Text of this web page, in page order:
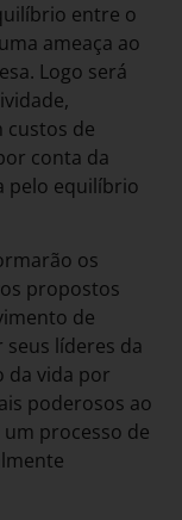
entre o
ameaça ao
Logo será
custos de
conta da
pelo equilíbrio
os
propostos
de
líderes da
da vida por
poderosos ao
um processo de